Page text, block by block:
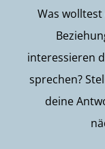
Was
interessieren
sprechen?
deine